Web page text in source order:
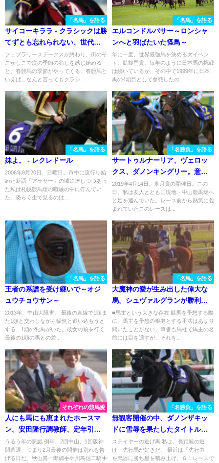
「名馬」を語る
サイコーキララ - クラシックは勝
てずとも忘れられない、世代屈
指の天才少女。
フェブラリーステークスが終わり、街のそ
こかしこで次の季節の兆しを感じ始める
と、春競馬の季節がやってくる。春競馬と
いえば、なんと言ってもクラシ...
「名馬」を語る
エルコンドルパサー～ロンシャ
ンへと羽ばたいた怪鳥～
年に一度、世界最強馬を決める大イベン
ト、凱旋門賞。毎年のように日本馬の挑戦
は続いているが、その中で1999年に日本
馬の4頭目として参戦したの...
「名馬」を語る
妹よ。 - レクレドール
2006年8月20日、日曜日。市中に流行り始
めた新語「アラサー」の域に達しつつあっ
た私は札幌競馬場の喧騒の中に佇んでい
た。恐らく生で見るのは...
「名勝負」を語る
サートゥルナーリア、ヴェロッ
クス、ダノンキングリー。意地
と意地がぶつかり合った、直
線、三つ巴の大熱戦 - 2019年・
皐月賞
2019年4月14日、皐月賞の開催日。この
日、私は友人とともに現地・中山競馬場へ
と足を運んでいた。レース前から熱気に包
まれていたこのレースは...
「名馬」を語る
王者の系譜を受け継いで～オジ
ュウチョウサン～
2013年、中山大障害。 最後の直線で1頭ま
た1頭と交わしながら猛然と追い込もうと
する、1頭の牝馬がいた。彼女の前を行く
最後の1頭の馬との差...
「名馬」を語る
大魔神の愛が生み出した偉大な
馬。シュヴァルグランが勝利し
た2017年のジャパンカップを振
り返る
■馬主という大きな存在 競馬を予想する際
に、馬主を予想の根拠とする手法はあまり
聞いたことがない。筆者も馬柱で馬主の名
前には目を通すが、それを...
それぞれの競馬愛
人にも馬にも恵まれたホースマ
ン。安田隆行調教師、定年引退
に際して
うるう年の悪戯 例年、2回中山、1回阪神
開幕週、つまり2月最後の開催は別れを告
げる日だ。秋山真一郎騎手や川島信二騎手
「名勝負」を語る
無観客開催の中、ダノンザキッ
ドに雪辱を果たしたタイトルホ
ルダー／２０２１年・弥生賞
ステイヤーの逃げ馬 私は、長距離の逃
げ・先行馬が好きだ。 最近は「先行力」
を武器に勝ち星を積み上げ、Ｇ１レースで